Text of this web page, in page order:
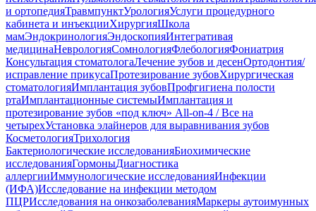
и ортопедияТравмпунктУрологияУслуги процедурного
кабинета и инъекцииХирургияШкола
мамЭндокринологияЭндоскопияИнтегративая
медицинаНеврологияСомнологияФлебологияФониатрия
Консультация стоматологаЛечение зубов и десенОртодонтия/
исправление прикусаПротезирование зубовХирургическая
стоматологияИмплантация зубовПрофгигиена полости
ртаИмплантационные системыИмплантация и
протезирование зубов «под ключ» All-on-4 / Все на
четырехУстановка элайнеров для выравнивания зубов
КосметологияТрихология
Бактериологические исследованияБиохимические
исследованияГормоныДиагностика
аллергииИммунологические исследованияИнфекции
(ИФА)Исследование на инфекции методом
ПЦРИсследования на онкозаболеванияМаркеры аутоимунных